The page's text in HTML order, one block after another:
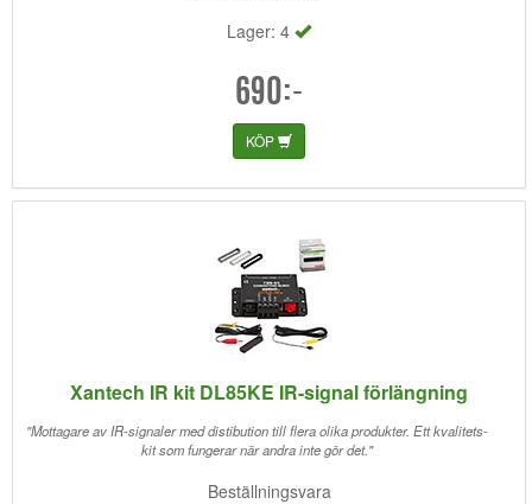
Lager: 4
690:-
KÖP
Xantech IR kit DL85KE IR-signal förlängning
"Mottagare av IR-signaler med distibution till flera olika produkter. Ett kvalitets-
kit som fungerar när andra inte gör det."
Beställningsvara